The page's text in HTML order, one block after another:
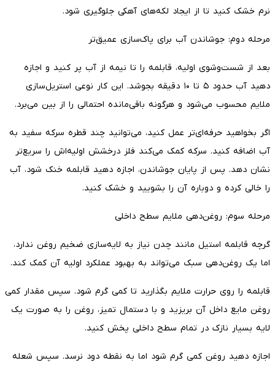
نرم خشک کنید تا از ایجاد لکه‌های آهکی جلوگیری شود.
مرحله دوم: جوشاندن آب برای پاک‌سازی عمیق‌تر
بعد از شست‌وشوی اولیه، قابلمه را تا نیمه از آب پر کنید و اجازه
دهید آب حدود ۵ تا ۱۰ دقیقه بجوشد. این کار نوعی استریل‌سازی
ملایم محسوب می‌شود و هرگونه باقی‌مانده احتمالی را از بین می‌برد.
اگر بخواهید حرفه‌ای‌تر عمل کنید، می‌توانید چند قطره سرکه سفید به
آب اضافه کنید. سرکه کمک می‌کند فلز درخشش اولیه‌اش را سریع‌تر
نشان دهد. پس از پایان جوشاندن، اجازه دهید قابلمه خنک شود، آب
را خالی کرده و دوباره آن را بشویید و خشک کنید.
مرحله سوم: روغن‌دهی ملایم سطح داخلی
گرچه قابلمه استیل مانند چدن نیاز به لایه‌سازی ضخیم روغن ندارد،
اما یک روغن‌دهی سبک می‌تواند به بهبود عملکرد اولیه آن کمک کند.
قابلمه را روی حرارت ملایم بگذارید تا کمی گرم شود. سپس مقدار کمی
روغن مایع داخل آن بریزید و با دستمال تمیز، روغن را به صورت یک
لایه بسیار نازک در تمام سطح داخلی پخش کنید.
اجازه دهید روغن کمی گرم شود اما به نقطه دود نرسد. سپس شعله